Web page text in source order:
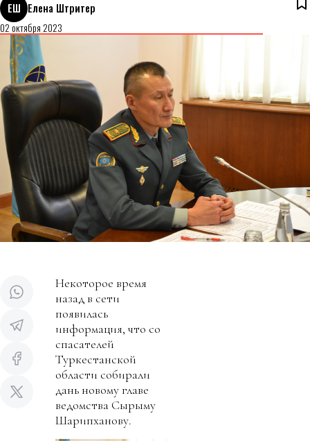
ЕШ Елена Штритер
02 октября 2023
Некоторое время
назад в сети
появилась
информация, что со
спасателей
Туркестанской
области собирали
дань новому главе
ведомства Сырыму
Шарипханову.